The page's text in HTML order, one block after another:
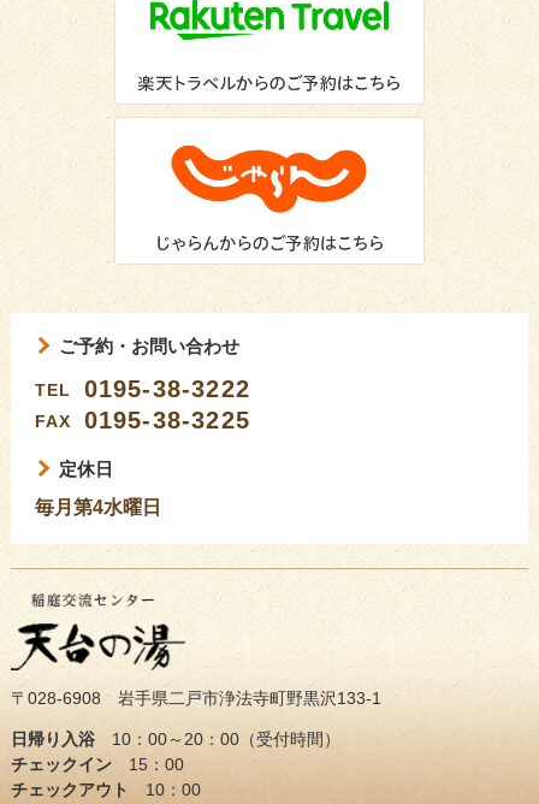
ご予約・お問い合わせ
TEL 0195-38-3222
FAX 0195-38-3225
定休日
毎月第4水曜日
〒028-6908 岩手県二戸市浄法寺町野黒沢133-1
日帰り入浴10：00～20：00（受付時間）
チェックイン15：00
チェックアウト
10：00